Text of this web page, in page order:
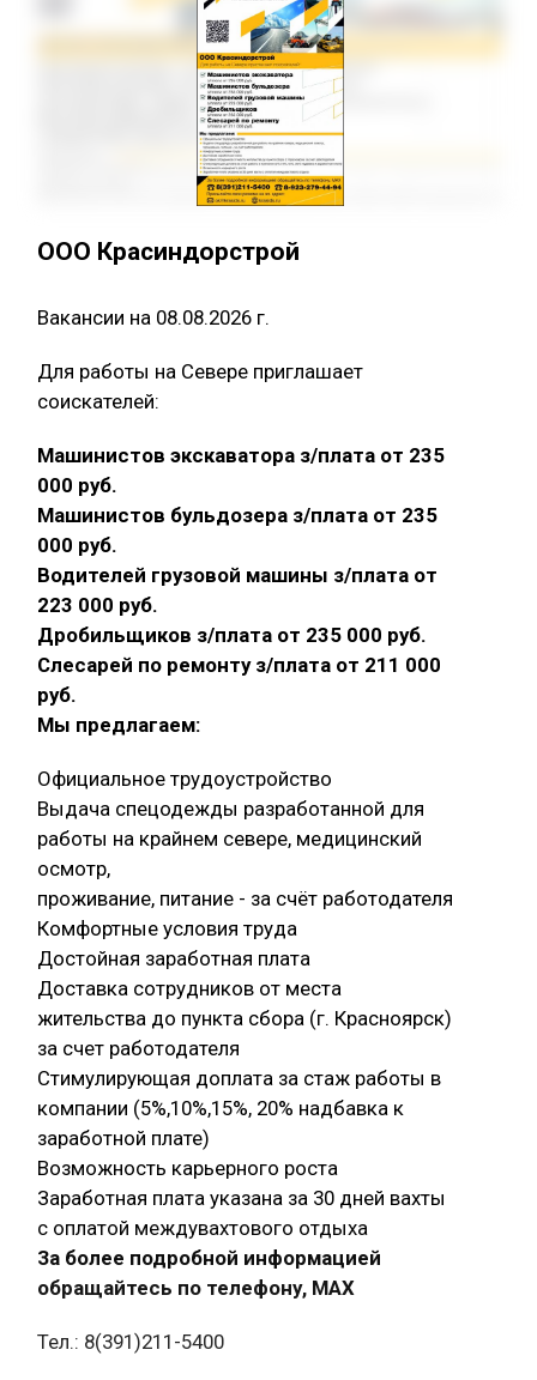
ООО Красиндорстрой
Вакансии на 08.08.2026 г.
Для работы на Севере приглашает
соискателей:
Машинистов экскаватора з/плата от 235
000 руб.
Машинистов бульдозера з/плата от 235
000 руб.
Водителей грузовой машины з/плата от
223 000 руб.
Дробильщиков з/плата от 235 000 руб.
Слесарей по ремонту з/плата от 211 000
руб.
Мы предлагаем:
Официальное трудоустройство
Выдача спецодежды разработанной для
работы на крайнем севере, медицинский
осмотр,
проживание, питание - за счёт работодателя
Комфортные условия труда
Достойная заработная плата
Доставка сотрудников от места
жительства до пункта сбора (г. Красноярск)
за счет работодателя
Стимулирующая доплата за стаж работы в
компании (5%,10%,15%, 20% надбавка к
заработной плате)
Возможность карьерного роста
Заработная плата указана за 30 дней вахты
с оплатой междувахтового отдыха
За более подробной информацией
обращайтесь по телефону, МАХ
Тел.: 8(391)211-5400